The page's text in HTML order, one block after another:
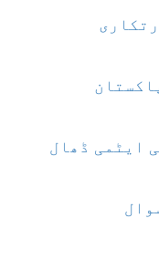
ایٹمی ڈھال